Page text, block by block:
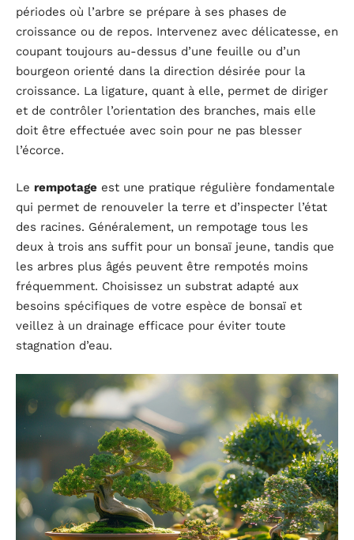
périodes où l’arbre se prépare à ses phases de
croissance ou de repos. Intervenez avec délicatesse, en
coupant toujours au-dessus d’une feuille ou d’un
bourgeon orienté dans la direction désirée pour la
croissance. La ligature, quant à elle, permet de diriger
et de contrôler l’orientation des branches, mais elle
doit être effectuée avec soin pour ne pas blesser
l’écorce.
Le rempotage est une pratique régulière fondamentale
qui permet de renouveler la terre et d’inspecter l’état
des racines. Généralement, un rempotage tous les
deux à trois ans suffit pour un bonsaï jeune, tandis que
les arbres plus âgés peuvent être rempotés moins
fréquemment. Choisissez un substrat adapté aux
besoins spécifiques de votre espèce de bonsaï et
veillez à un drainage efficace pour éviter toute
stagnation d’eau.